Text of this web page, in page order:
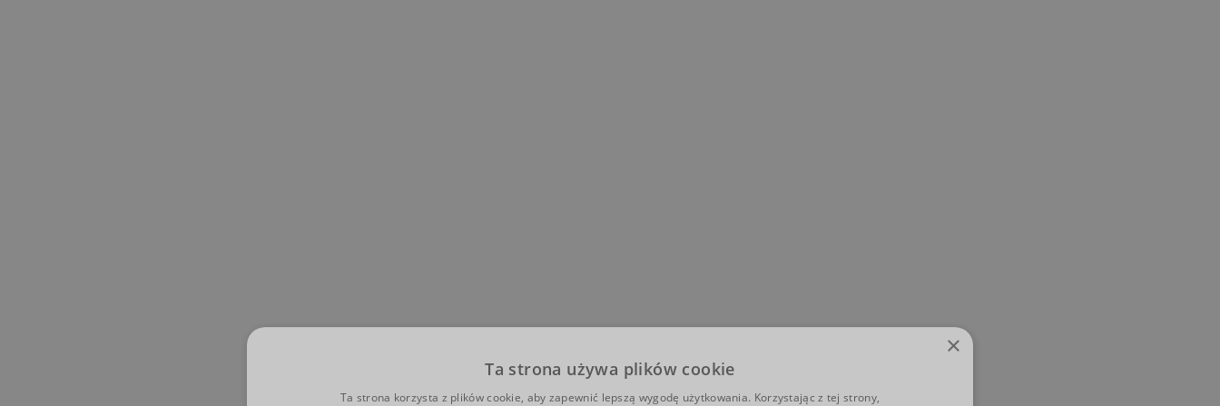
×
Ta strona używa plików cookie
Ta strona korzysta z plików cookie, aby zapewnić lepszą wygodę użytkowania. Korzystając z tej strony,